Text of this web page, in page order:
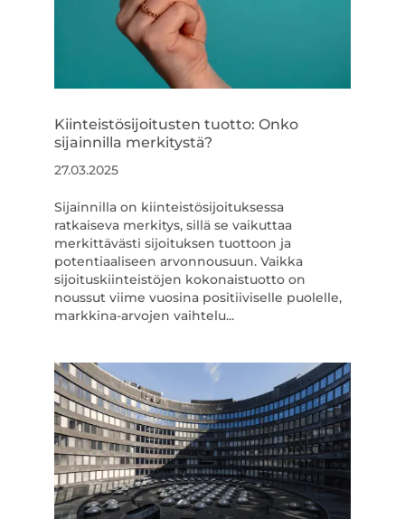
Kiinteistösijoitusten tuotto: Onko
sijainnilla merkitystä?
27.03.2025
Sijainnilla on kiinteistösijoituksessa
ratkaiseva merkitys, sillä se vaikuttaa
merkittävästi sijoituksen tuottoon ja
potentiaaliseen arvonnousuun. Vaikka
sijoituskiinteistöjen kokonaistuotto on
noussut viime vuosina positiiviselle puolelle,
markkina-arvojen vaihtelu...